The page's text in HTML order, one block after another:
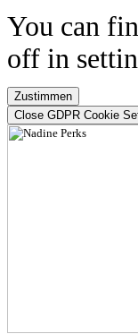
You can
off in
Zustimmen
Close GDPR Cookie